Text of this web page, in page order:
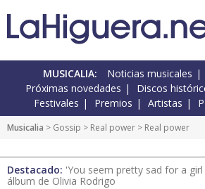
MUSICALIA: Noticias musicales
Próximas novedades
Discos
Festivales
Premios Artistas
Musicalia > Gossip > Real power > Real power
Destacado: 'You seem pretty sad for a
álbum de Olivia Rodrigo